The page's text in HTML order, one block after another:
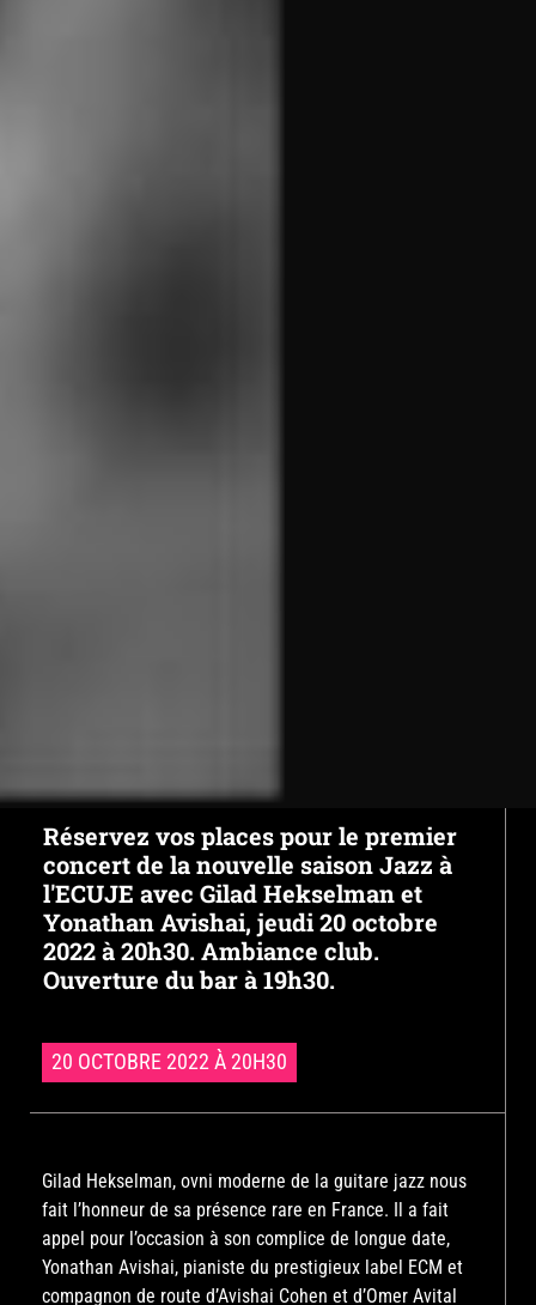
Réservez vos places pour le premier
concert de la nouvelle saison Jazz à
l'ECUJE avec Gilad Hekselman et
Yonathan Avishai, jeudi 20 octobre
2022 à 20h30. Ambiance club.
Ouverture du bar à 19h30.
20 OCTOBRE 2022 À 20H30
Gilad Hekselman, ovni moderne de la guitare jazz nous
fait l’honneur de sa présence rare en France. Il a fait
appel pour l’occasion à son complice de longue date,
Yonathan Avishai, pianiste du prestigieux label ECM et
compagnon de route d’Avishai Cohen et d’Omer Avital